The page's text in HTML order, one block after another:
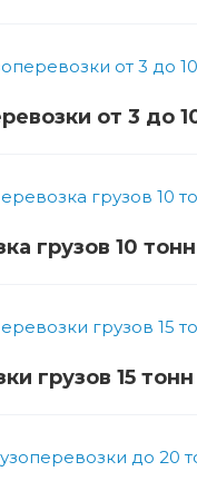
от 3 до
грузов 10 тонн
грузов 15 тонн